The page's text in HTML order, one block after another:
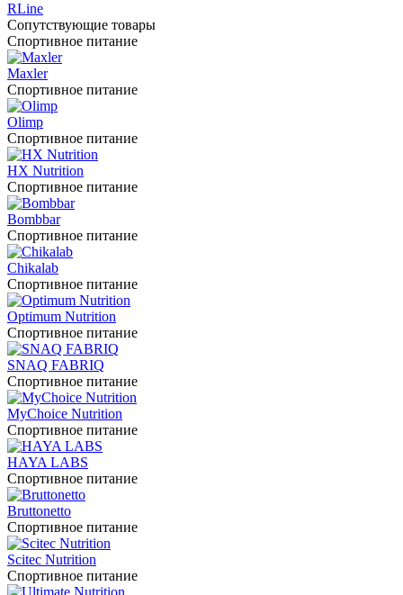
RLine
Сопутствующие товары
Спортивное питание
Maxler
Спортивное питание
Olimp
Спортивное питание
HX Nutrition
Спортивное питание
Bombbar
Спортивное питание
Chikalab
Спортивное питание
Optimum Nutrition
Спортивное питание
SNAQ FABRIQ
Спортивное питание
MyChoice Nutrition
Спортивное питание
HAYA LABS
Спортивное питание
Bruttonetto
Спортивное питание
Scitec Nutrition
Спортивное питание